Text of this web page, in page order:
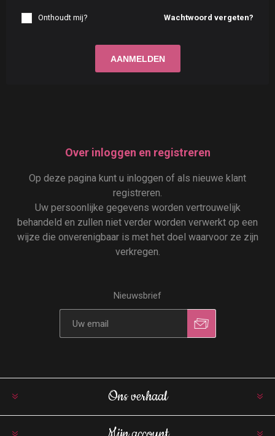
Wachtwoord vergeten?
Onthoudt mij?
Over inloggen en registreren
Op deze pagina kunt u inloggen of als nieuwe klant
registreren.
Uw persoonlijke gegevens worden vertrouwelijk
behandeld en zullen niet verder worden verwerkt op een
wijze die onverenigbaar is met het doel waarvoor ze zijn
verkregen.
Nieuwsbrief
Ons verhaal